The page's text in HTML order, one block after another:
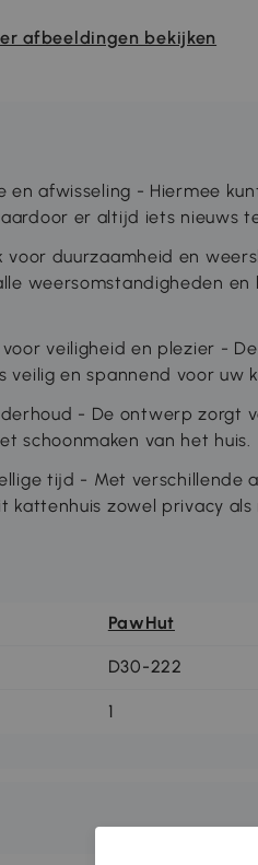
afbeeldingen bekijken
en afwisseling - Hiermee
er altijd iets nieuws
voor duurzaamheid en
weersomstandigheden
veiligheid en plezier -
veilig en spannend voor uw
- De ontwerp zorgt
schoonmaken van het huis.
tijd - Met verschillende
zowel privacy als
PawHut
D30-222
1